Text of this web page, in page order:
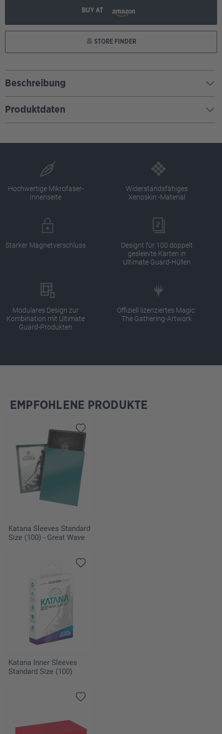
BUY AT
STORE FINDER
Beschreibung
Produktdaten
Hochwertige Mikrofaser-
Innenseite
Widerstandsfähiges
Xenoskin -Material
Starker Magnetverschluss
Designt für 100 doppelt
gesleevte Karten in
Ultimate Guard-Hüllen
Modulares Design zur
Kombination mit Ultimate
Guard-Produkten
Offiziell lizenziertes Magic:
The Gathering-Artwork
Produktgalerie überspringen
EMPFOHLENE PRODUKTE
Katana Sleeves Standard
Size (100) - Great Wave
Katana Inner Sleeves
Standard Size (100)